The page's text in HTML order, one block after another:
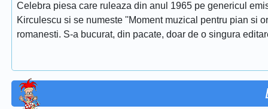
Celebra piesa care ruleaza din anul 1965 pe genericul
Kirculescu si se numeste ''Moment muzical pentru pian si
romanesti. S-a bucurat, din pacate, doar de o singura